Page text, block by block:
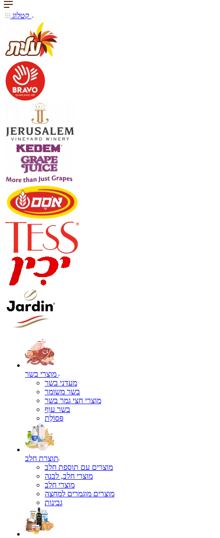
מעדני בשר
בשר משומר
מוצרי חצי גמר בשר
בשר עוף
פְּסוֹלֶת
תוצרת חלב
מוצרים עם תוספת חלב
מוצרי חלב, לבנה
מוצרי חלב
מוצרים מוגמרים למחצה
גבינות